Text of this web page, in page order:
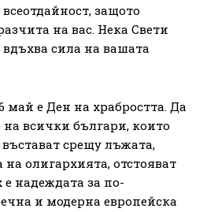
защото
на вас. Нека Свети
сила на вашата
май е Ден на храбростта. Да
всички българи, които
срещу лъжата,
олигархията, отстояват
надеждата за по-
и модерна европейска